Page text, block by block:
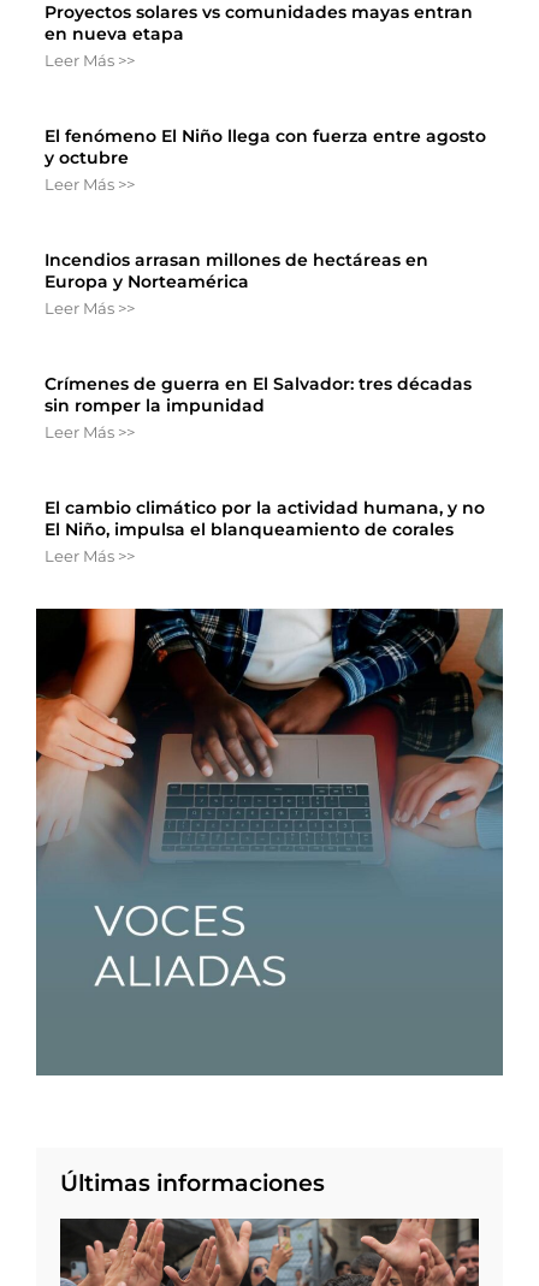
Proyectos solares vs comunidades mayas entran
en nueva etapa
Leer Más >>
El fenómeno El Niño llega con fuerza entre agosto
y octubre
Leer Más >>
Incendios arrasan millones de hectáreas en
Europa y Norteamérica
Leer Más >>
Crímenes de guerra en El Salvador: tres décadas
sin romper la impunidad
Leer Más >>
El cambio climático por la actividad humana, y no
El Niño, impulsa el blanqueamiento de corales
Leer Más >>
Últimas informaciones